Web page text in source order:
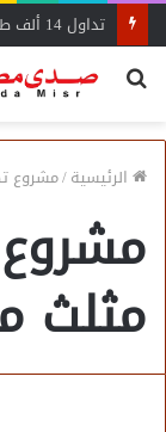
بحث
الرئيسية/مشروع
مثلث